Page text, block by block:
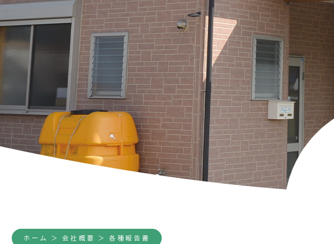
ホーム ＞ 会社概要 ＞ 各種報告書